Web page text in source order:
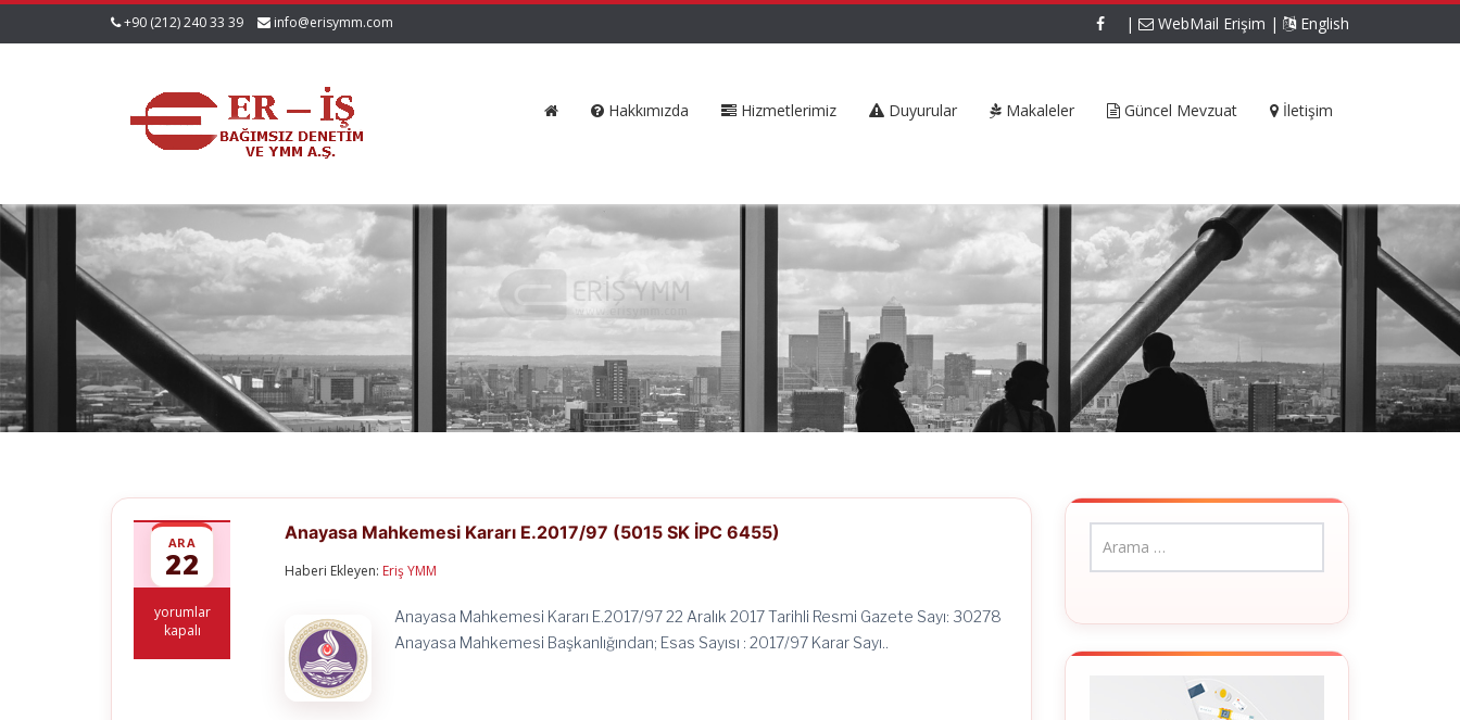
+90 (212) 240 33 39 info@erisymm.com | WebMail Erişim | English
Hakkımızda Hizmetlerimiz Duyurular Makaleler Güncel Mevzuat İletişim
ARA
22
Anayasa
Mahkemesi
yorumlar
kapalı
Anayasa Mahkemesi Kararı E.2017/97 (5015 SK İPC 6455)
Haberi Ekleyen: Eriş YMM
Anayasa Mahkemesi Kararı E.2017/97 22 Aralık 2017 Tarihli Resmi Gazete Sayı: 30278
Anayasa Mahkemesi Başkanlığından; Esas Sayısı : 2017/97 Karar Sayı..